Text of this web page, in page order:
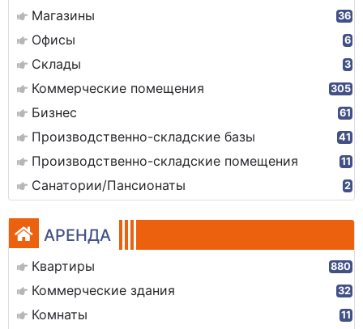
Магазины 36
Офисы 6
Склады 3
Коммерческие помещения 305
Бизнес 61
Производственно-складские базы 41
Производственно-складские помещения 11
Санатории/Пансионаты 2
АРЕНДА
Квартиры 880
Коммерческие здания 32
Комнаты 11